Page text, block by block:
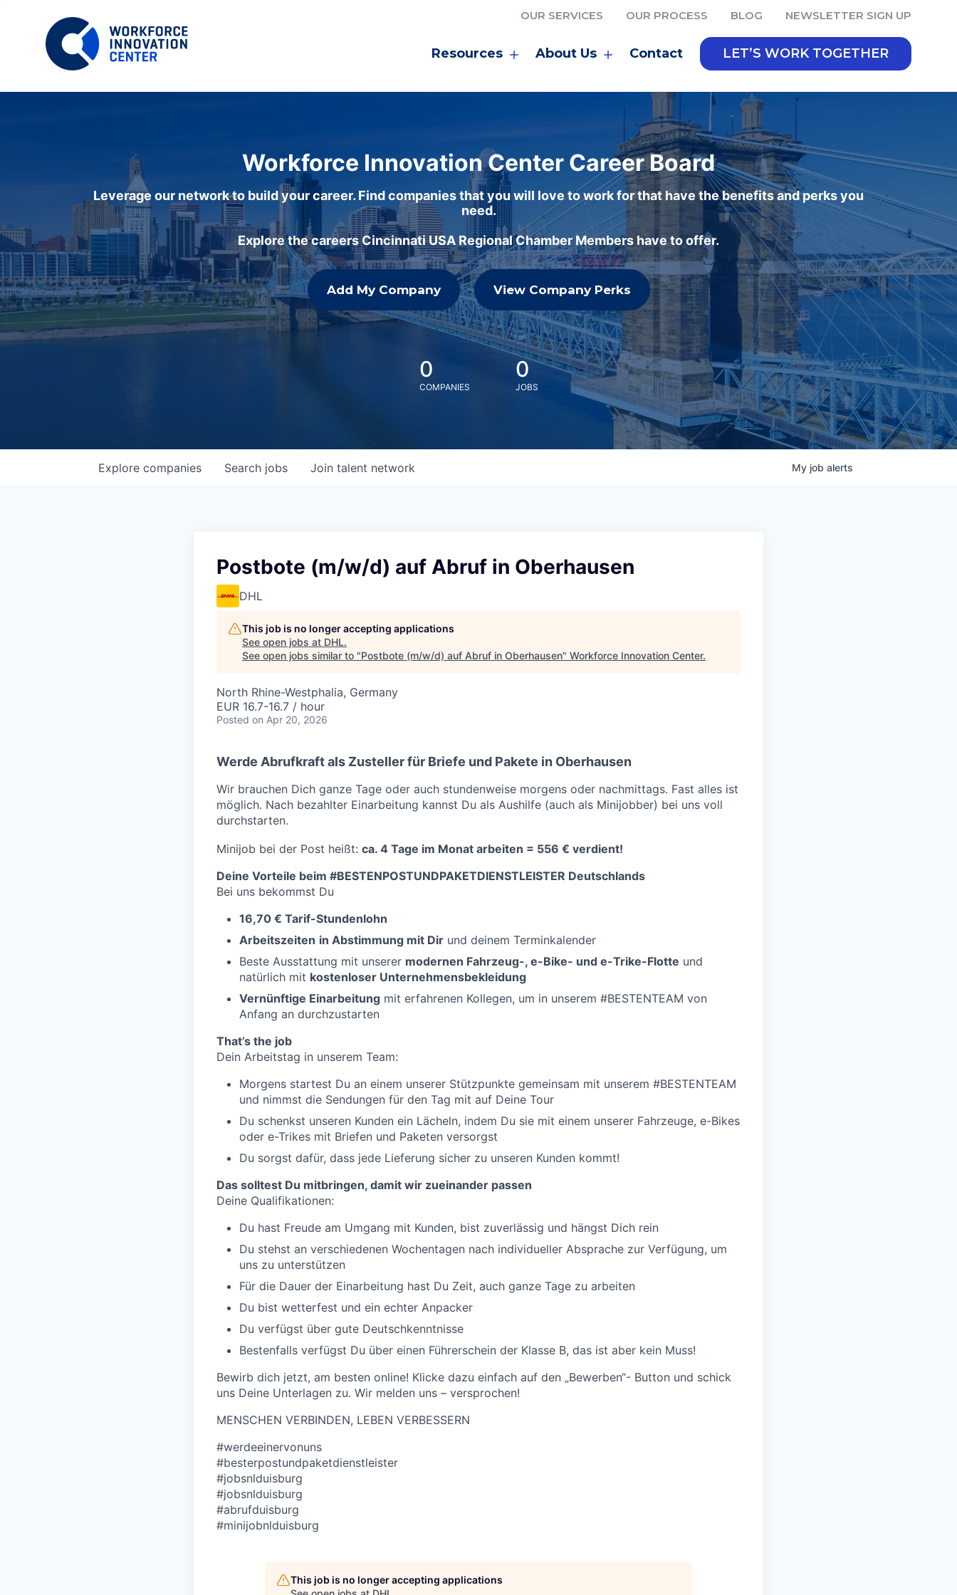
OUR SERVICES OUR PROCESS BLOG NEWSLETTER SIGN UP
Resources About Us Contact LET’S WORK TOGETHER
Workforce Innovation Center Career Board
Leverage our network to build your career. Find companies that you will love to work for that have the benefits and perks you
need.
Explore the careers Cincinnati USA Regional Chamber Members have to offer.
Add My Company View Company Perks
0
COMPANIES
0
JOBS
Search jobs
Explore companies Join talent network My job alerts
Postbote (m/w/d) auf Abruf in Oberhausen
DHL
This job is no longer accepting applications
See open jobs at DHL.
See open jobs similar to "Postbote (m/w/d) auf Abruf in Oberhausen" Workforce Innovation Center.
North Rhine-Westphalia, Germany
EUR 16.7-16.7 / hour
Posted on Apr 20, 2026
Werde Abrufkraft als Zusteller für Briefe und Pakete in Oberhausen
Wir brauchen Dich ganze Tage oder auch stundenweise morgens oder nachmittags. Fast alles ist
möglich. Nach bezahlter Einarbeitung kannst Du als Aushilfe (auch als Minijobber) bei uns voll
durchstarten.
Minijob bei der Post heißt: ca. 4 Tage im Monat arbeiten = 556 € verdient!
Deine Vorteile beim #BESTENPOSTUNDPAKETDIENSTLEISTER Deutschlands
Bei uns bekommst Du
16,70 € Tarif-Stundenlohn
Arbeitszeiten in Abstimmung mit Dir und deinem Terminkalender
Beste Ausstattung mit unserer modernen Fahrzeug-, e-Bike- und e-Trike-Flotte und
natürlich mit kostenloser Unternehmensbekleidung
Vernünftige Einarbeitung mit erfahrenen Kollegen, um in unserem #BESTENTEAM von
Anfang an durchzustarten
That’s the job
Dein Arbeitstag in unserem Team:
Morgens startest Du an einem unserer Stützpunkte gemeinsam mit unserem #BESTENTEAM
und nimmst die Sendungen für den Tag mit auf Deine Tour
Du schenkst unseren Kunden ein Lächeln, indem Du sie mit einem unserer Fahrzeuge, e-Bikes
oder e-Trikes mit Briefen und Paketen versorgst
Du sorgst dafür, dass jede Lieferung sicher zu unseren Kunden kommt!
Das solltest Du mitbringen, damit wir zueinander passen
Deine Qualifikationen:
Du hast Freude am Umgang mit Kunden, bist zuverlässig und hängst Dich rein
Du stehst an verschiedenen Wochentagen nach individueller Absprache zur Verfügung, um
uns zu unterstützen
Für die Dauer der Einarbeitung hast Du Zeit, auch ganze Tage zu arbeiten
Du bist wetterfest und ein echter Anpacker
Du verfügst über gute Deutschkenntnisse
Bestenfalls verfügst Du über einen Führerschein der Klasse B, das ist aber kein Muss!
Bewirb dich jetzt, am besten online! Klicke dazu einfach auf den „Bewerben“- Button und schick
uns Deine Unterlagen zu. Wir melden uns – versprochen!
MENSCHEN VERBINDEN, LEBEN VERBESSERN
#werdeeinervonuns
#besterpostundpaketdienstleister
#jobsnlduisburg
#jobsnlduisburg
#abrufduisburg
#minijobnlduisburg
This job is no longer accepting applications